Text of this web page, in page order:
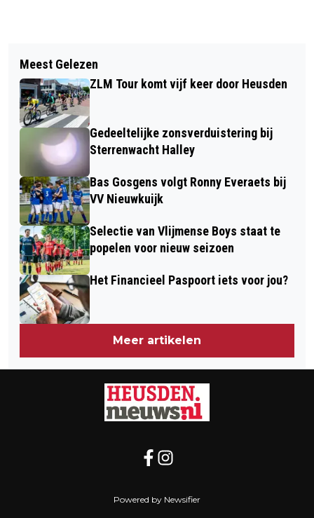
HEUSDENSE HELDEN: HET KUIJKS
WEEKEND
LEZING WSH: DE STER VAN
BETHLEHEM
Meest Gelezen
ZLM Tour komt vijf keer door Heusden
Gedeeltelijke zonsverduistering bij
Sterrenwacht Halley
Bas Gosgens volgt Ronny Everaets bij
VV Nieuwkuijk
Selectie van Vlijmense Boys staat te
popelen voor nieuw seizoen
Het Financieel Paspoort iets voor jou?
Meer artikelen
Powered by Newsifier